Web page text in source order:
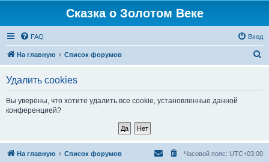
Сказка о Золотом Веке
FAQ Вход
На главную Список форумов
Удалить cookies
Вы уверены, что хотите удалить все cookie, установленные данной
конференцией?
На главную Список форумов Часовой пояс: UTC+03:00